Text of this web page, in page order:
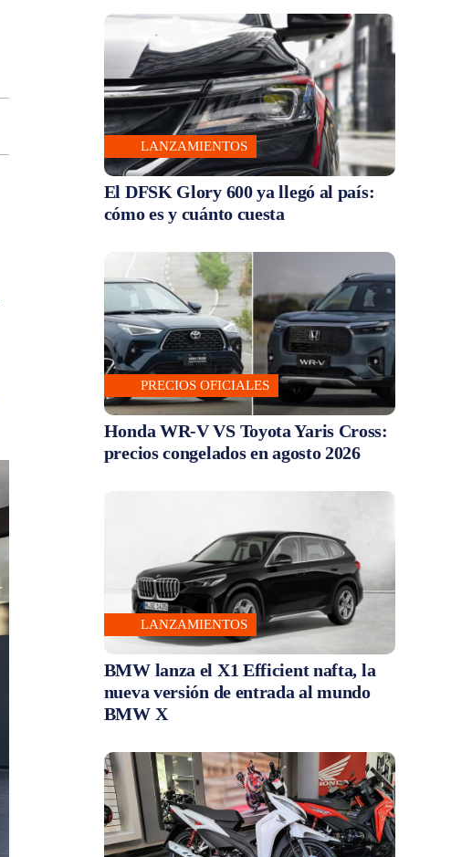
LANZAMIENTOS
El DFSK Glory 600 ya llegó al país:
cómo es y cuánto cuesta
PRECIOS OFICIALES
Honda WR-V VS Toyota Yaris Cross:
precios congelados en agosto 2026
LANZAMIENTOS
BMW lanza el X1 Efficient nafta, la
nueva versión de entrada al mundo
BMW X